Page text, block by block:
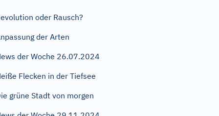
oder Rausch?
der Arten
der Woche 26.07.2024
Flecken in der Tiefsee
grüne Stadt von morgen